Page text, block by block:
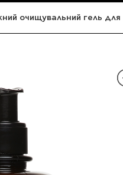
очищувальний гель для